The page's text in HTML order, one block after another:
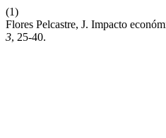
(1)
Flores Pelcastre, J. Impacto
3, 25-40.